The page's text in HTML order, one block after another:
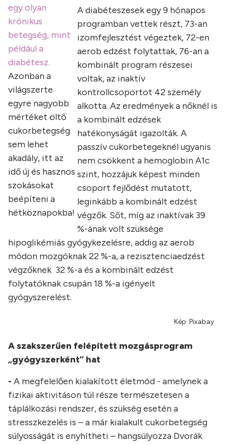
egy olyan
krónikus
betegség, mint
például a
diabétesz.
Azonban a
világszerte
egyre nagyobb
mértéket öltő
cukorbetegség
sem lehet
akadály, itt az
idő új és hasznos
szokásokat
beépíteni a
hétköznapokba!
A diabéteszesek egy 9 hónapos
programban vettek részt, 73-an
izomfejlesztést végeztek, 72-en
aerob edzést folytattak, 76-an a
kombinált program részesei
voltak, az inaktív
kontrollcsoportot 42 személy
alkotta. Az eredmények a nőknél is
a kombinált edzések
hatékonyságát igazolták. A
passzív cukorbetegeknél ugyanis
nem csökkent a hemoglobin A1c
szint, hozzájuk képest minden
csoport fejlődést mutatott,
leginkább a kombinált edzést
végzők. Sőt, míg az inaktívak 39
%-ának volt szüksége
hipoglikémiás gyógykezelésre, addig az aerob
módon mozgóknak 22 %-a, a rezisztenciaedzést
végzőknek 32 %-a és a kombinált edzést
folytatóknak csupán 18 %-a igényelt
gyógyszerelést.
Kép: Pixabay
A szakszerűen felépített mozgásprogram
„gyógyszerként” hat
- A megfelelően kialakított életmód - amelynek a
fizikai aktivitáson túl része természetesen a
táplálkozási rendszer, és szükség esetén a
stresszkezelés is – a már kialakult cukorbetegség
súlyosságát is enyhítheti – hangsúlyozza Dvorák